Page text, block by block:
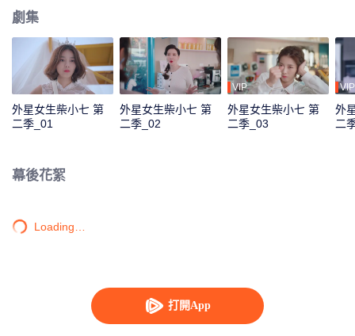
打開App
劇集
外星女生柴小七 第
二季_01
外星女生柴小七 第
二季_02
VIP
外星女生柴小七 第
二季_03
VIP
外
二
幕後花絮
Loading…